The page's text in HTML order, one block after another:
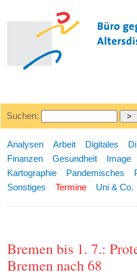
Suchen:
Analysen Arbeit Digitales
Finanzen
Gesundheit Image
Kartographie
Pandemisches
Sonstiges
Termine Uni & Co.
Bremen bis 1. 7.:
Bremen nach 68